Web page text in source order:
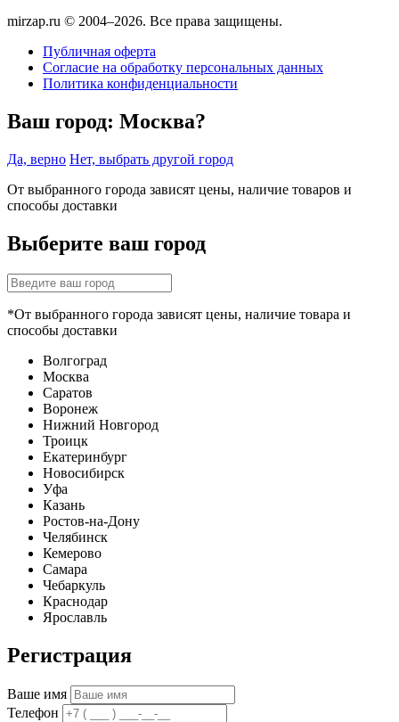
mirzap.ru © 2004–2026. Все права защищены.
Публичная оферта
Согласие на обработку персональных данных
Политика конфиденциальности
Ваш город: Москва?
Да, верно Нет, выбрать другой город
От выбранного города зависят цены, наличие товаров и
способы доставки
Выберите ваш город
*От выбранного города зависят цены, наличие товара и
способы доставки
Волгоград
Москва
Саратов
Воронеж
Нижний Новгород
Троицк
Екатеринбург
Новосибирск
Уфа
Казань
Ростов-на-Дону
Челябинск
Кемерово
Самара
Чебаркуль
Краснодар
Ярославль
Регистрация
Ваше имя
Телефон